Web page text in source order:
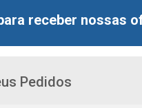
receber nossas
Pedidos